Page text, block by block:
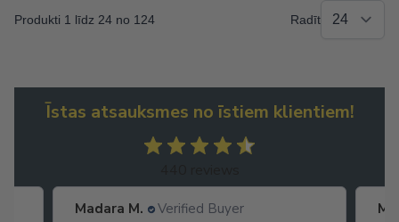
Produkti 1 līdz 24 no 124 Radīt
Īstas atsauksmes no īstiem klientiem!
Madara M. Verified Buyer